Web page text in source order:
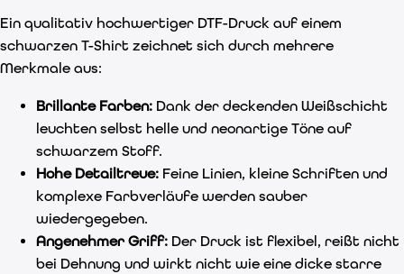
Ein qualitativ hochwertiger DTF-Druck auf einem
schwarzen T-Shirt zeichnet sich durch mehrere
Merkmale aus:
Brillante Farben: Dank der deckenden Weißschicht
leuchten selbst helle und neonartige Töne auf
schwarzem Stoff.
Hohe Detailtreue: Feine Linien, kleine Schriften und
komplexe Farbverläufe werden sauber
wiedergegeben.
Angenehmer Griff: Der Druck ist flexibel, reißt nicht
bei Dehnung und wirkt nicht wie eine dicke starre